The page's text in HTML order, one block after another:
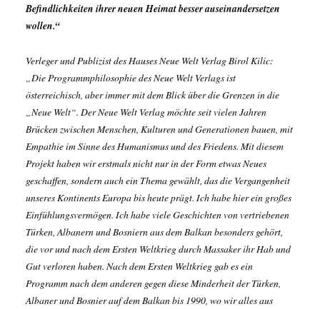
Befindlichkeiten ihrer neuen Heimat besser auseinandersetzen
wollen.“
Verleger und Publizist des Hauses Neue Welt Verlag Birol Kilic:
„Die Programmphilosophie des Neue Welt Verlags ist
österreichisch, aber immer mit dem Blick über die Grenzen in die
„Neue Welt“. Der Neue Welt Verlag möchte seit vielen Jahren
Brücken zwischen Menschen, Kulturen und Generationen bauen, mit
Empathie im Sinne des Humanismus und des Friedens. Mit diesem
Projekt haben wir erstmals nicht nur in der Form etwas Neues
geschaffen, sondern auch ein Thema gewählt, das die Vergangenheit
unseres Kontinents Europa bis heute prägt. Ich habe hier ein großes
Einfühlungsvermögen. Ich habe viele Geschichten von vertriebenen
Türken, Albanern und Bosniern aus dem Balkan besonders gehört,
die vor und nach dem Ersten Weltkrieg durch Massaker ihr Hab und
Gut verloren haben. Nach dem Ersten Weltkrieg gab es ein
Programm nach dem anderen gegen diese Minderheit der Türken,
Albaner und Bosnier auf dem Balkan bis 1990, wo wir alles aus